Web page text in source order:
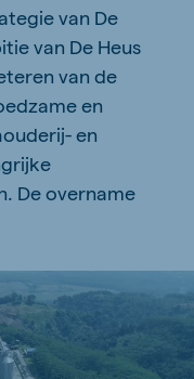
van De
van De Heus
van de
en
en
De overname